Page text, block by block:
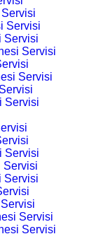
Servisi
Servisi
Servisi
Servisi
Servisi
Servisi
Servisi
Servisi
Servisi
Servisi